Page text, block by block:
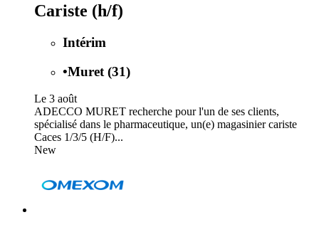
Cariste (h/f)
Intérim
•Muret (31)
Le 3 août
ADECCO MURET recherche pour l'un de ses clients,
spécialisé dans le pharmaceutique, un(e) magasinier cariste
Caces 1/3/5 (H/F)...
New